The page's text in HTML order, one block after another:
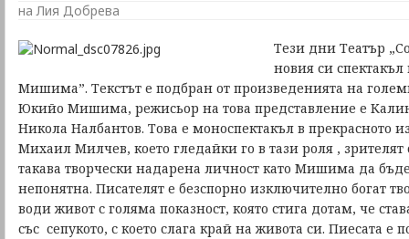
на Лия Добрева
Тези дни Театър
новия си
Мишима”. Текстът е подбран от произведенията на
Юкийо Мишима, режисьор на това представление е
Никола Налбантов. Това е моноспектакъл в прекрасното
Михаил Милчев, което гледайки го в тази роля ,
такава творчески надарена личност като Мишима да
непонятна. Писателят е безспорно изключително богат
води живот с голяма показност, която стига дотам, че
със сепукото, с което слага край на живота си. Пиесата е